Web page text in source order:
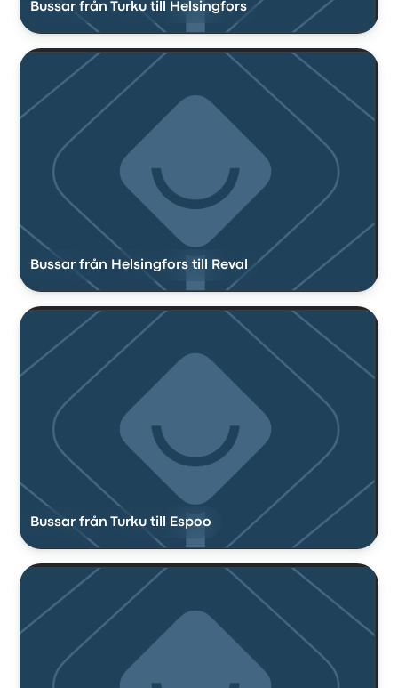
Bussar från Turku till Helsingfors
Bussar från Helsingfors till Reval
Bussar från Turku till Espoo